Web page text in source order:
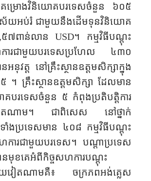
គម្រោងវិនិយោគបរទេសចំនួន ៦០៥
ស័យអប់រំ ជាមួយនឹងដើមទុនវិនិយោគ
,៥៧ពាន់លាន USD។ កម្មវិធីបណ្តុះ
ារជាមួយបរទេសប្រហែល ៤៣០
នអនុវត្ត នៅគ្រឹះ​ស្ថាន​ឧត្តមសិក្សាក្នុង
គ្រឹះស្ថានឧត្តមសិក្សា ដែលមាន
បរទេសចំនួន ៥ កំពុងប្រតិបត្តិការ
ៀតណាម។ ជាពិសេស នៅថ្នាក់
ាំងប្រទេសមាន ៤០៨ ​កម្មវិធី​បណ្តុះ
រជាមួយបរទេស។ បណ្តាប្រទេស
មុខគេអំពីកិច្ចសហការបណ្ដុះ
វៀតណាមគឺ៖ ចក្រភពអង់គ្លេស